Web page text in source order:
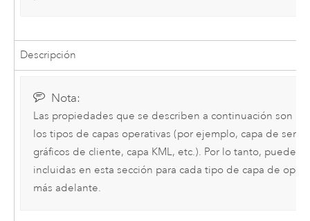
Descripción
Nota:
Las propiedades que se describen a continuación son
los tipos de capas operativas (por ejemplo, capa de
gráficos de cliente, capa KML, etc.). Por lo tanto, puede
incluidas en esta sección para cada tipo de capa de
más adelante.